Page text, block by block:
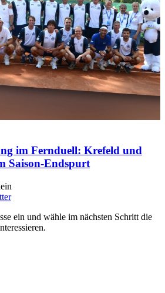
im Fernduell: Krefeld und
Saison-Endspurt
ein und wähle im nächsten Schritt die